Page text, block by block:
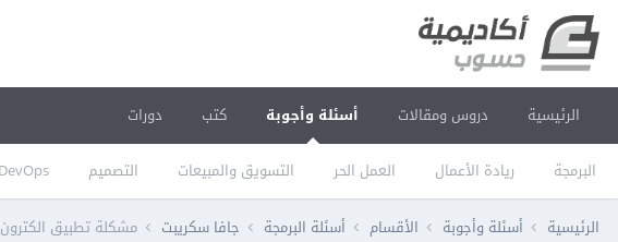
الرئيسية دروس ومقالات أسئلة وأجوبة
البرمجة ريادة الأعمال العمل الحر التسويق والمبيعات التصميم DevOps
كتب دورات
الرئيسية أسئلة وأجوبة الأقسام أسئلة البرمجة جافا سكريبت مشكلة تطبيق